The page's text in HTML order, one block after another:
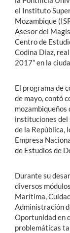
el Instituto
Mozambique
Asesor del
Centro de
Codina Díaz,
2017” en la
El programa de
de mayo, contó
instituciones del
de la República,
Empresa
de Estudios de
Durante su
diversos
Marítima,
Administración
Oportunidad en
problemáticas